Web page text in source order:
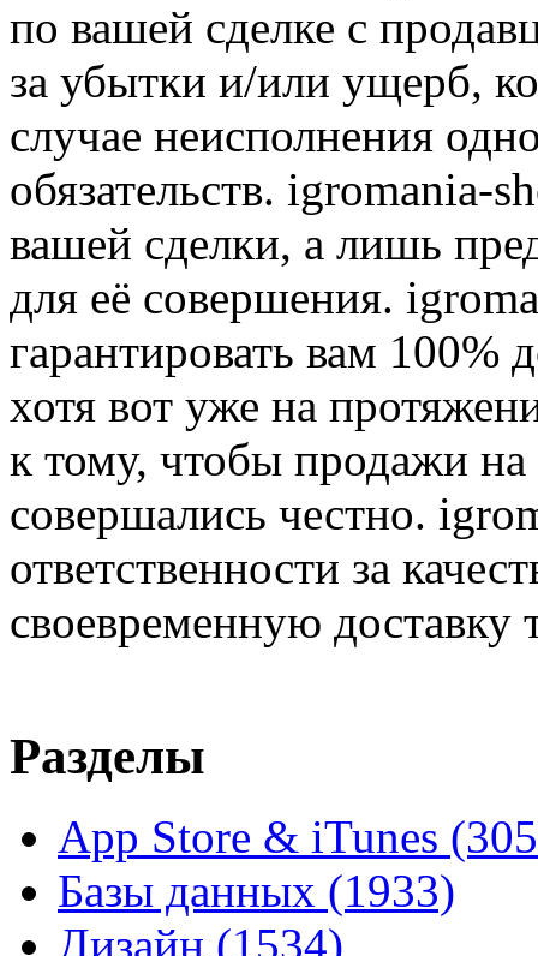
по вашей сделке с
за убытки и/или ущерб,
случае неисполнения
обязательств. igromania-
вашей сделки, а лишь
для её совершения.
гарантировать вам 100%
хотя вот уже на
к тому, чтобы продажи
совершались честно.
ответственности за
своевременную доставку
Разделы
App Store & iTunes
Базы данных (1933)
Дизайн (1534)